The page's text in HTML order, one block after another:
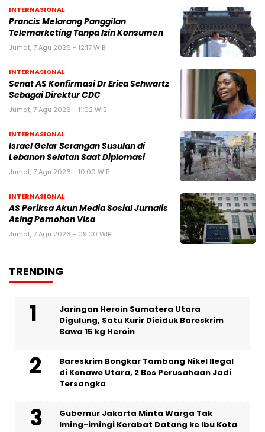
INTERNASIONAL
Prancis Melarang Panggilan
Telemarketing Tanpa Izin Konsumen
Jumat, 7 Agu 2026 - 12:17 WIB
INTERNASIONAL
Senat AS Konfirmasi Dr Erica Schwartz
Sebagai Direktur CDC
Jumat, 7 Agu 2026 - 11:02 WIB
INTERNASIONAL
Israel Gelar Serangan Susulan di
Lebanon Selatan Saat Diplomasi
Jumat, 7 Agu 2026 - 10:00 WIB
INTERNASIONAL
AS Periksa Akun Media Sosial Jurnalis
Asing Pemohon Visa
Jumat, 7 Agu 2026 - 09:00 WIB
TRENDING
Jaringan Heroin Sumatera Utara
Digulung, Satu Kurir Diciduk Bareskrim
Bawa 15 kg Heroin
Bareskrim Bongkar Tambang Nikel Ilegal
di Konawe Utara, 2 Bos Perusahaan Jadi
Tersangka
Gubernur Jakarta Minta Warga Tak
Iming-imingi Kerabat Datang ke Ibu Kota